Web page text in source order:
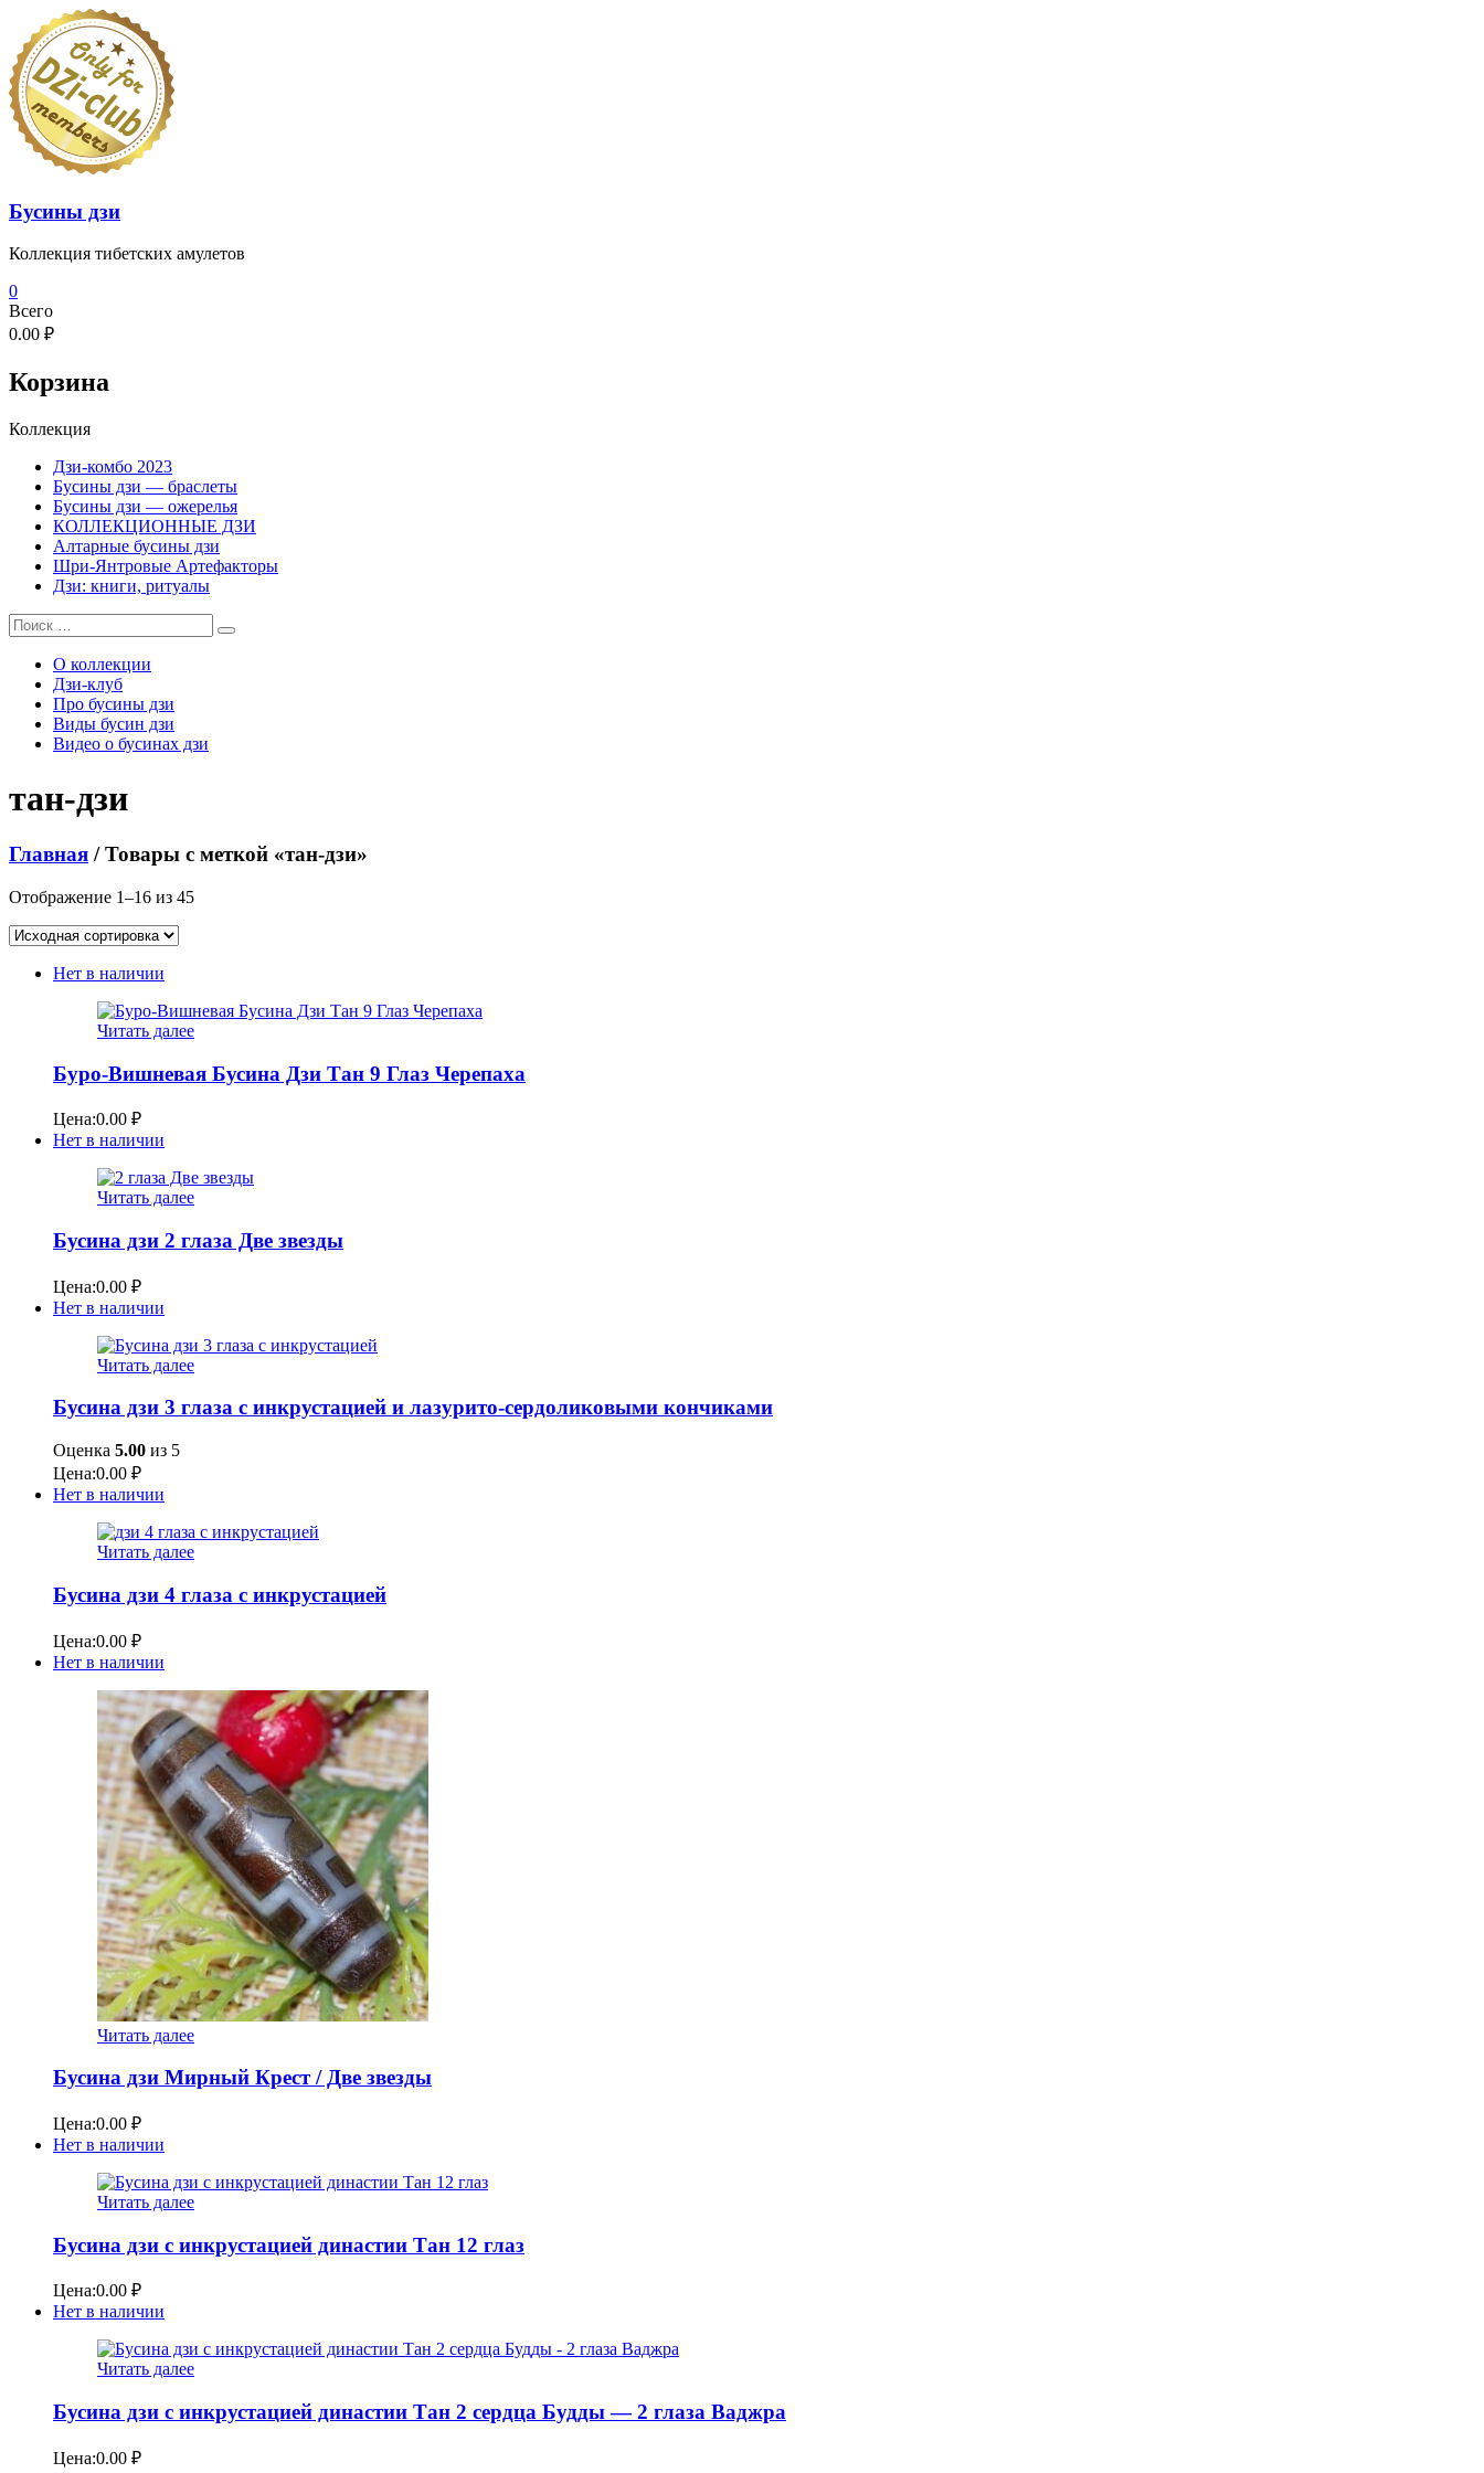
Перейти
содержимому
Бусины дзи
Коллекция тибетских амулетов
0
Всего
0.00 ₽
Корзина
Коллекция
Дзи-комбо 2023
Бусины дзи — браслеты
Бусины дзи — ожерелья
КОЛЛЕКЦИОННЫЕ ДЗИ
Алтарные бусины дзи
Шри-Янтровые Артефакторы
Дзи: книги, ритуалы
О коллекции
Дзи-клуб
Про бусины дзи
Виды бусин дзи
Видео о бусинах дзи
тан-дзи
Главная / Товары с меткой «тан-дзи»
Отображение 1–16 из 45
Нет в наличии
Читать далее
Буро-Вишневая Бусина Дзи Тан 9 Глаз Черепаха
Цена:0.00 ₽
Нет в наличии
Читать далее
Бусина дзи 2 глаза Две звезды
Цена:0.00 ₽
Нет в наличии
Читать далее
Бусина дзи 3 глаза с инкрустацией и лазурито-сердоликовыми кончиками
Оценка 5.00 из 5
Цена:0.00 ₽
Нет в наличии
Читать далее
Бусина дзи 4 глаза с инкрустацией
Цена:0.00 ₽
Нет в наличии
Читать далее
Бусина дзи Мирный Крест / Две звезды
Цена:0.00 ₽
Нет в наличии
Читать далее
Бусина дзи с инкрустацией династии Тан 12 глаз
Цена:0.00 ₽
Нет в наличии
Читать далее
Бусина дзи с инкрустацией династии Тан 2 сердца Будды — 2 глаза Ваджра
Цена:0.00 ₽